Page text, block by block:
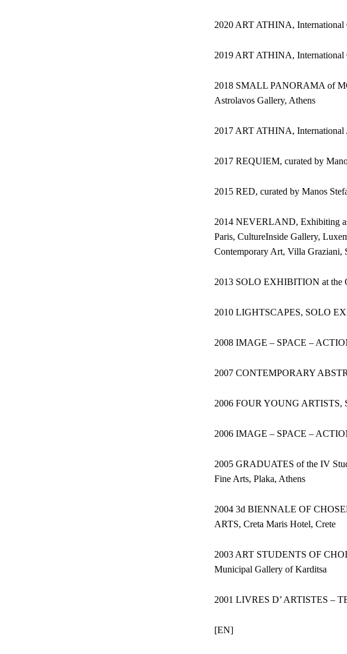
2020 ART ATHINA, International
2019 ART ATHINA, International
2018 SMALL PANORAMA of
Astrolavos Gallery, Athens
2017 ART ATHINA, International
2017 REQUIEM, curated by
2015 RED, curated by Manos
2014 NEVERLAND, Exhibiting
Paris, CultureInside Gallery,
Contemporary Art, Villa Graziani,
2013 SOLO EXHIBITION at the
2010 LIGHTSCAPES, SOLO
2008 IMAGE – SPACE –
2007 CONTEMPORARY
2006 FOUR YOUNG ARTISTS,
2006 IMAGE – SPACE –
2005 GRADUATES of the IV
Fine Arts, Plaka, Athens
2004 3d BIENNALE OF
ARTS, Creta Maris Hotel, Crete
2003 ART STUDENTS OF
Municipal Gallery of Karditsa
2001 LIVRES D’ ARTISTES –
[EN]